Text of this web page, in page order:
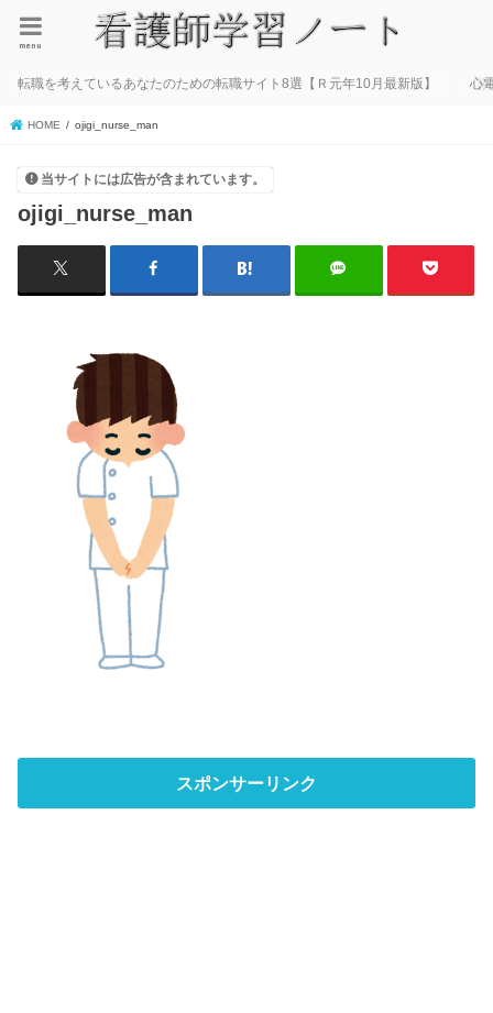
menu
転職を考えているあなたのための転職サイト8選【Ｒ元年10月最新版】 心
HOME ojigi_nurse_man
当サイトには広告が含まれています。
ojigi_nurse_man
スポンサーリンク